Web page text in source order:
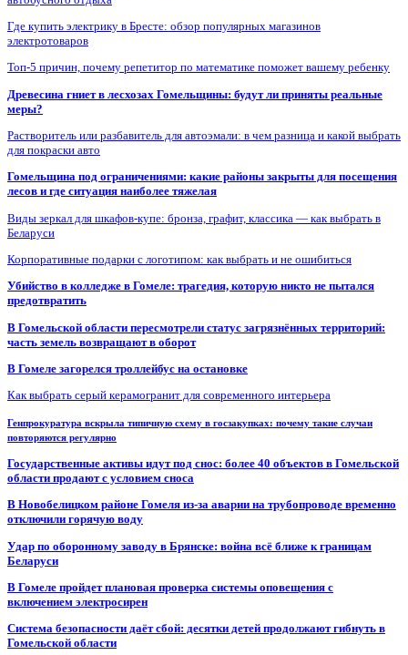
Где купить электрику в Бресте: обзор популярных магазинов
электротоваров
Топ-5 причин, почему репетитор по математике поможет вашему ребенку
Древесина гниет в лесхозах Гомельщины: будут ли приняты реальные
меры?
Растворитель или разбавитель для автоэмали: в чем разница и какой выбрать
для покраски авто
Гомельщина под ограничениями: какие районы закрыты для посещения
лесов и где ситуация наиболее тяжелая
Виды зеркал для шкафов-купе: бронза, графит, классика — как выбрать в
Беларуси
Корпоративные подарки с логотипом: как выбрать и не ошибиться
Убийство в колледже в Гомеле: трагедия, которую никто не пытался
предотвратить
В Гомельской области пересмотрели статус загрязнённых территорий:
часть земель возвращают в оборот
В Гомеле загорелся троллейбус на остановке
Как выбрать серый керамогранит для современного интерьера
Генпрокуратура вскрыла типичную схему в госзакупках: почему такие случаи
повторяются регулярно
Государственные активы идут под снос: более 40 объектов в Гомельской
области продают с условием сноса
В Новобелицком районе Гомеля из-за аварии на трубопроводе временно
отключили горячую воду
Удар по оборонному заводу в Брянске: война всё ближе к границам
Беларуси
В Гомеле пройдет плановая проверка системы оповещения с
включением электросирен
Система безопасности даёт сбой: десятки детей продолжают гибнуть в
Гомельской области